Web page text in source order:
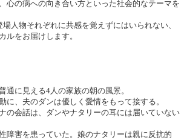
心の病への向き合い方といった社会的なテーマを
人物それぞれに共感を覚えずにはいられない、
ルをお届けします。
通に見える4人の家族の朝の風景。
に、夫のダンは優しく愛情をもって接する。
の会話は、ダンやナタリーの耳には届いていない
障害を患っていた。娘のナタリーは親に反抗的